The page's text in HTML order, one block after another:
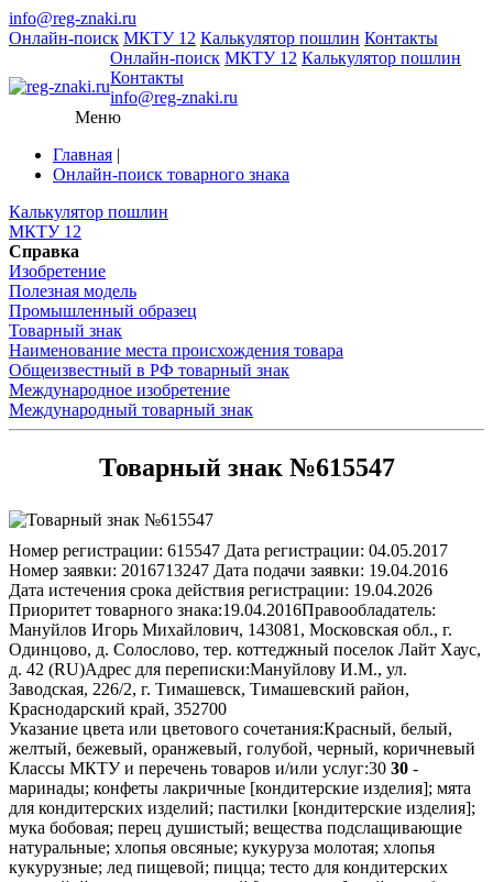
info@reg-znaki.ru
Онлайн-поиск МКТУ 12 Калькулятор пошлин Контакты
Онлайн-поиск МКТУ 12 Калькулятор пошлин
Контакты
info@reg-znaki.ru
Меню
Главная |
Онлайн-поиск товарного знака
Калькулятор пошлин
МКТУ 12
Справка
Изобретение
Полезная модель
Промышленный образец
Товарный знак
Наименование места происхождения товара
Общеизвестный в РФ товарный знак
Международное изобретение
Международный товарный знак
Товарный знак №615547
Номер регистрации: 615547 Дата регистрации: 04.05.2017
Номер заявки: 2016713247 Дата подачи заявки: 19.04.2016
Дата истечения срока действия регистрации: 19.04.2026
Приоритет товарного знака:19.04.2016Правообладатель:
Мануйлов Игорь Михайлович, 143081, Московская обл., г.
Одинцово, д. Солослово, тер. коттеджный поселок Лайт Хаус,
д. 42 (RU)Адрес для переписки:Мануйлову И.М., ул.
Заводская, 226/2, г. Тимашевск, Тимашевский район,
Краснодарский край, 352700
Указание цвета или цветового сочетания:Красный, белый,
желтый, бежевый, оранжевый, голубой, черный, коричневый
Классы МКТУ и перечень товаров и/или услуг:30 30 -
маринады; конфеты лакричные [кондитерские изделия]; мята
для кондитерских изделий; пастилки [кондитерские изделия];
мука бобовая; перец душистый; вещества подслащивающие
натуральные; хлопья овсяные; кукуруза молотая; хлопья
кукурузные; лед пищевой; пицца; тесто для кондитерских